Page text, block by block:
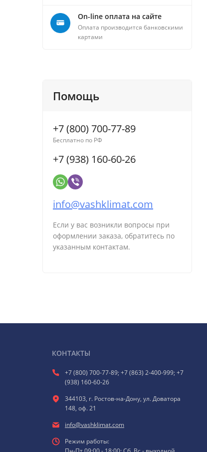
On-line оплата на сайте
Оплата производится банковскими
картами
Помощь
+7 (800) 700-77-89
Бесплатно по РФ
+7 (938) 160-60-26
info@vashklimat.com
Если у вас возникли вопросы при
оформлении заказа, обратитесь по
указанным контактам.
КОНТАКТЫ
+7 (800) 700-77-89; +7 (863) 2-400-999; +7
(938) 160-60-26
344103, г. Ростов-на-Дону, ул. Доватора
148, оф. 21
info@vashklimat.com
Режим работы: